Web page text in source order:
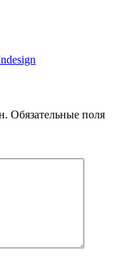
Обязательные поля